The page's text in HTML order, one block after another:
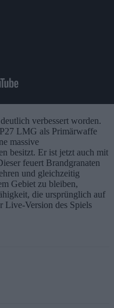
verbessert worden.
LMG als Primärwaffe
massive
besitzt. Er ist jetzt auch mit
feuert Brandgranaten
und gleichzeitig
Gebiet zu bleiben,
die ursprünglich auf
Live-Version des Spiels